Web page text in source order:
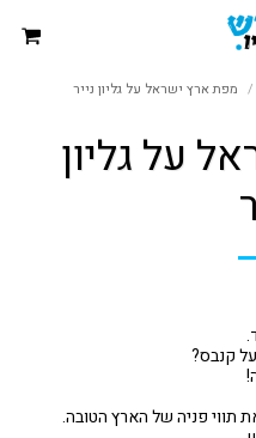
מפת ארץ ישראל על גליון נייר
על גליון